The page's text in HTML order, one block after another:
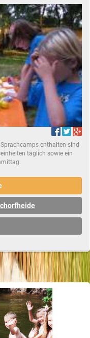
enthalten sind
täglich sowie ein